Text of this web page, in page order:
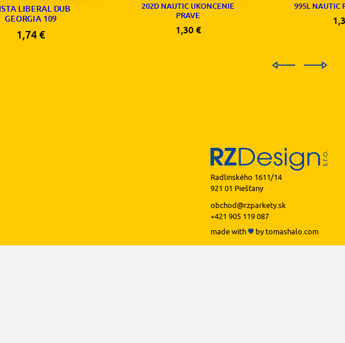
LIBERAL DUB
GEORGIA 109
1,74€
202D NAUTIC UKONCENIE
PRAVE
1,30 €
995L NAUTIC
Radlinského 1611/14
921 01 Piešťany
obchod@rzparkety.sk
+421 905 119 087
made with
bytomashalo.com